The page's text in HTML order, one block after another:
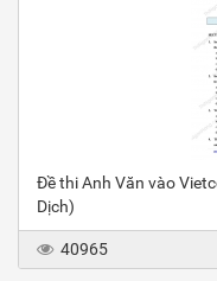
Đề thi Anh Văn vào
Dịch)
40965